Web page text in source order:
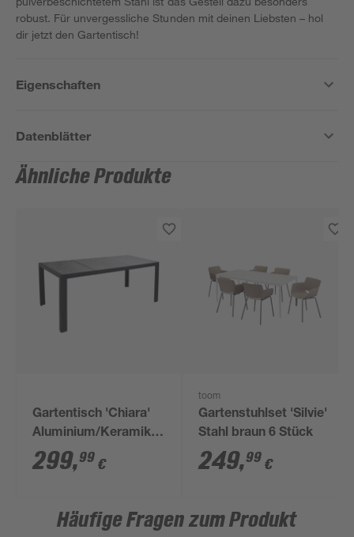
robust. Für unvergessliche Stunden mit deinen Liebsten – hol
dir jetzt den Gartentisch!
Eigenschaften
Datenblätter
Ähnliche Produkte
Gartentisch 'Chiara'
Aluminium/Keramik
90 x 74 x 195 cm
299,99 €
toom
Gartenstuhlset 'Silvie'
Stahl braun 6 Stück
249,99 €
Häufige Fragen zum Produkt